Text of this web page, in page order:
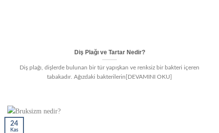
Diş Plağı ve Tartar Nedir?
Diş plağı, dişlerde bulunan bir tür yapışkan ve renksiz bir bakteri içeren
tabakadır. Ağızdaki bakterilerin[DEVAMINI OKU]
24
Kas